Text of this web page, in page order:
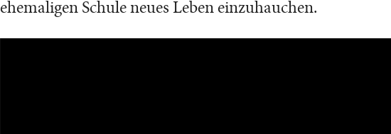
ehemaligen Schule neues Leben einzuhauchen.